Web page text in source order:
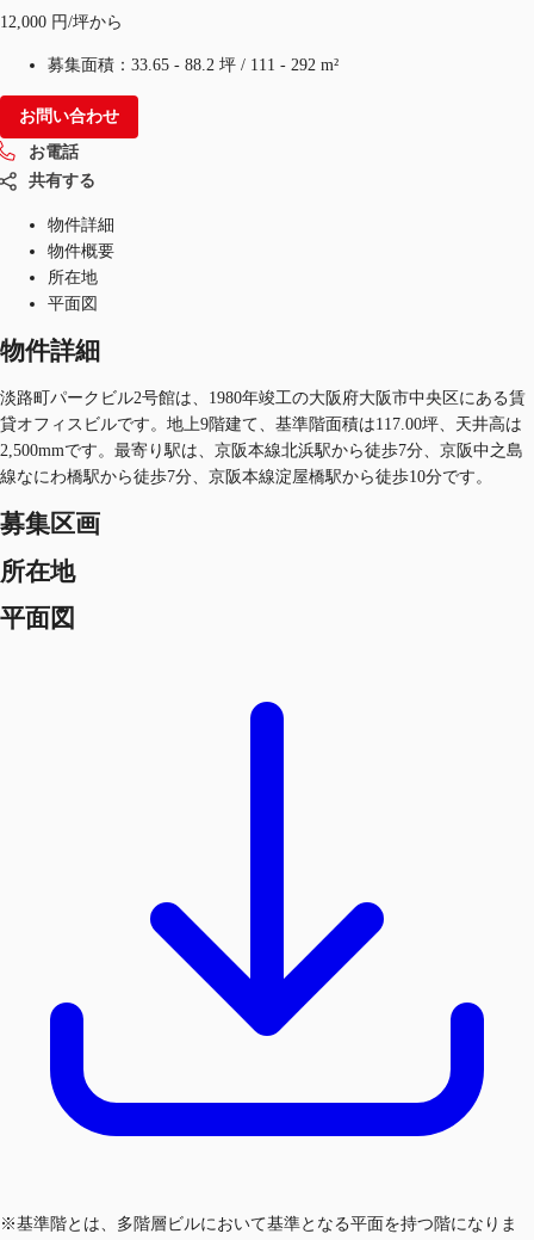
12,000 円/坪から
募集面積： 33.65 - 88.2 坪 / 111 - 292 m²
お問い合わせ
お電話
共有する
物件詳細
物件概要
所在地
平面図
物件詳細
淡路町パークビル2号館は、1980年竣工の大阪府大阪市中央区にある賃
貸オフィスビルです。地上9階建て、基準階面積は117.00坪、天井高は
2,500mmです。最寄り駅は、京阪本線北浜駅から徒歩7分、京阪中之島
線なにわ橋駅から徒歩7分、京阪本線淀屋橋駅から徒歩10分です。
募集区画
所在地
平面図
※基準階とは、多階層ビルにおいて基準となる平面を持つ階になりま